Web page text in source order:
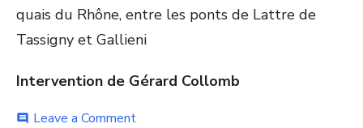
quais du Rhône, entre les ponts de Lattre de
Tassigny et Gallieni
Intervention de Gérard Collomb
comment Leave a Commenton